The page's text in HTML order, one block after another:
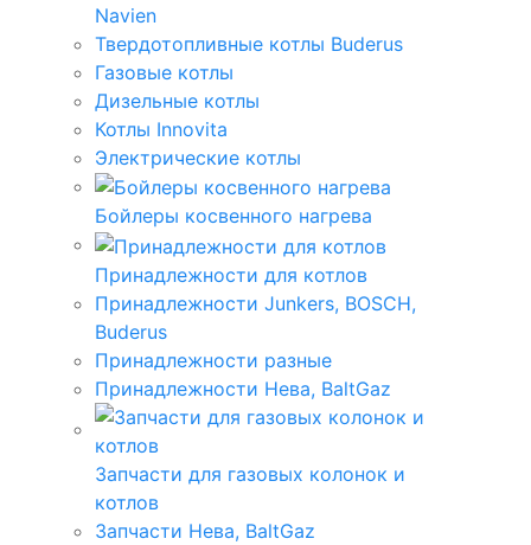
Navien
Твердотопливные котлы Buderus
Газовые котлы
Дизельные котлы
Котлы Innovita
Электрические котлы
Бойлеры косвенного нагрева
Принадлежности для котлов
Принадлежности Junkers, BOSCH,
Buderus
Принадлежности разные
Принадлежности Нева, BaltGaz
Запчасти для газовых колонок и
котлов
Запчасти Нева, BaltGaz